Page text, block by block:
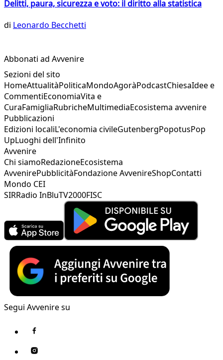
Delitti, paura, sicurezza e voto: il diritto alla statistica
di Leonardo Becchetti
Abbonati ad Avvenire
Sezioni del sito
HomeAttualitàPoliticaMondoAgoràPodcastChiesaIdee e
CommentiEconomiaVita e
CuraFamigliaRubricheMultimediaEcosistema avvenire
Pubblicazioni
Edizioni localiL'economia civileGutenbergPopotusPop
UpLuoghi dell'Infinito
Avvenire
Chi siamoRedazioneEcosistema
AvvenirePubblicitàFondazione AvvenireShopContatti
Mondo CEI
SIRRadio InBluTV2000FISC
Segui Avvenire su